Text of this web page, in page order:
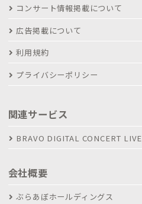
コンサート情報掲載について
広告掲載について
利用規約
プライバシーポリシー
関連サービス
BRAVO DIGITAL CONCERT LIVE
会社概要
ぶらあぼホールディングス